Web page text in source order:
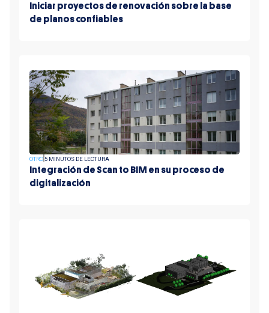
Iniciar proyectos de renovación sobre la base
de planos confiables
OTRO5 MINUTOS DE LECTURA
Integración de Scan to BIM en su proceso de
digitalización